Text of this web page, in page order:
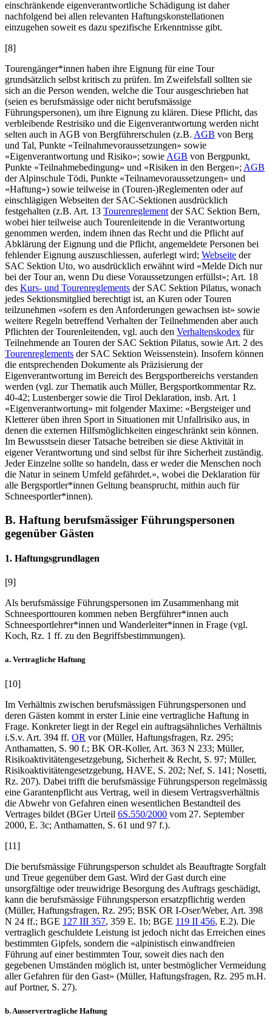
einschränkende eigenverantwortliche Schädigung ist daher
nachfolgend bei allen relevanten Haftungskonstellationen
einzugehen soweit es dazu spezifische Erkenntnisse gibt.
[8]
Tourengänger*innen haben ihre Eignung für eine Tour
grundsätzlich selbst kritisch zu prüfen. Im Zweifelsfall sollten sie
sich an die Person wenden, welche die Tour ausgeschrieben hat
(seien es berufsmässige oder nicht berufsmässige
Führungspersonen), um ihre Eignung zu klären. Diese Pflicht, das
verbleibende Restrisiko und die Eigenverantwortung werden nicht
selten auch in AGB von Bergführerschulen (z.B. AGB von Berg
und Tal, Punkte «Teilnahmevoraussetzungen» sowie
«Eigenverantwortung und Risiko»; sowie AGB von Bergpunkt,
Punkte «Teilnahmebedingung» und «Risiken in den Bergen»; AGB
der Alpinschule Tödi, Punkte «Teilnamevoraussetzungen» und
«Haftung») sowie teilweise in (Touren-)Reglementen oder auf
einschlägigen Webseiten der SAC-Sektionen ausdrücklich
festgehalten (z.B. Art. 13 Tourenreglement der SAC Sektion Bern,
wobei hier teilweise auch Tourenleitende in die Verantwortung
genommen werden, indem ihnen das Recht und die Pflicht auf
Abklärung der Eignung und die Pflicht, angemeldete Personen bei
fehlender Eignung auszuschliessen, auferlegt wird; Webseite der
SAC Sektion Uto, wo ausdrücklich erwähnt wird «Melde Dich nur
bei der Tour an, wenn Du diese Voraussetzungen erfüllst»; Art. 18
des Kurs- und Tourenreglements der SAC Sektion Pilatus, wonach
jedes Sektionsmitglied berechtigt ist, an Kuren oder Touren
teilzunehmen «sofern es den Anforderungen gewachsen ist» sowie
weitere Regeln betreffend Verhalten der Teilnehmenden aber auch
Pflichten der Tourenleitenden, vgl. auch den Verhaltenskodex für
Teilnehmende an Touren der SAC Sektion Pilatus, sowie Art. 2 des
Tourenreglements der SAC Sektion Weissenstein). Insofern können
die entsprechenden Dokumente als Präzisierung der
Eigenverantwortung im Bereich des Bergsportbereichs verstanden
werden (vgl. zur Thematik auch Müller, Bergsportkommentar Rz.
40-42; Lustenbergersowie die Tirol Deklaration, insb. Art. 1
«Eigenverantwortung» mit folgender Maxime: «Bergsteiger und
Kletterer üben ihren Sport in Situationen mit Unfallrisiko aus, in
denen die externen Hilfsmöglichkeiten eingeschränkt sein können.
Im Bewusstsein dieser Tatsache betreiben sie diese Aktivität in
eigener Verantwortung und sind selbst für ihre Sicherheit zuständig.
Jeder Einzelne sollte so handeln, dass er weder die Menschen noch
die Natur in seinem Umfeld gefährdet.», wobei die Deklaration für
alle Bergsportler*innen Geltung beansprucht, mithin auch für
Schneesportler*innen).
B. Haftung berufsmässiger Führungspersonen
gegenüber Gästen
1. Haftungsgrundlagen
[9]
Als berufsmässige Führungspersonen im Zusammenhang mit
Schneesporttouren kommen neben Bergführer*innen auch
Schneesportlehrer*innen und Wanderleiter*innen in Frage (vgl.
Koch, Rz. 1 ff. zu den Begriffsbestimmungen).
a. Vertragliche Haftung
[10]
Im Verhältnis zwischen berufsmässigen Führungspersonen und
deren Gästen kommt in erster Linie eine vertragliche Haftung in
Frage. Konkreter liegt in der Regel ein auftragsähnliches Verhältnis
i.S.v. Art. 394 ff. OR vor (Müller, Haftungsfragen, Rz. 295;
Anthamatten, S. 90 f.; BK OR-Koller, Art. 363 N 233; Müller,
Risikoaktivitätengesetzgebung, Sicherheit & Recht, S. 97; Müller,
Risikoaktivitätengesetzgebung, HAVE, S. 202; Nef, S. 141; Nosetti,
Rz. 207). Dabei trifft die berufsmässige Führungsperson regelmässig
eine Garantenpflicht aus Vertrag, weil in diesem Vertragsverhältnis
die Abwehr von Gefahren einen wesentlichen Bestandteil des
Vertrages bildet (BGer Urteil 6S.550/2000 vom 27. September
2000, E. 3c; Anthamatten, S. 61 und 97 f.).
[11]
Die berufsmässige Führungsperson schuldet als Beauftragte Sorgfalt
und Treue gegenüber dem Gast. Wird der Gast durch eine
unsorgfältige oder treuwidrige Besorgung des Auftrags geschädigt,
kann die berufsmässige Führungsperson ersatzpflichtig werden
(Müller, Haftungsfragen, Rz. 295; BSK OR I-Oser/Weber, Art. 398
N 24 ff.; BGE 127 III 357, 359 E. 1b; BGE 119 II 456, E.2). Die
vertraglich geschuldete Leistung ist jedoch nicht das Erreichen eines
bestimmten Gipfels, sondern die «alpinistisch einwandfreien
Führung auf einer bestimmten Tour, soweit dies nach den
gegebenen Umständen möglich ist, unter bestmöglicher Vermeidung
aller Gefahren für den Gast» (Müller, Haftungsfragen, Rz. 295 m.H.
aufPortner, S. 27).
b. Ausservertragliche Haftung